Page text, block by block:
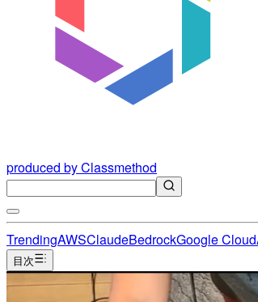
produced by Classmethod
TrendingAWSClaudeBedrockGoogle Cloud
目次